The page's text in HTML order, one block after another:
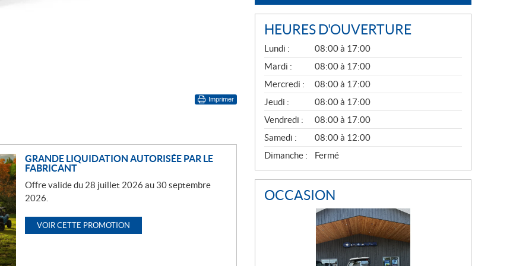
Imprimer
GRANDE LIQUIDATION AUTORISÉE PAR LE
FABRICANT
Offre valide du 28 juillet 2026 au 30 septembre
2026.
VOIR CETTE PROMOTION
HEURES D'OUVERTURE
G
É
N
É
R
A
L
Lundi :
08:00 à 17:00
Mardi :
08:00 à 17:00
Mercredi :
08:00 à 17:00
Jeudi :
08:00 à 17:00
Vendredi :
08:00 à 17:00
Samedi :
08:00 à 12:00
Dimanche :
Fermé
OCCASION